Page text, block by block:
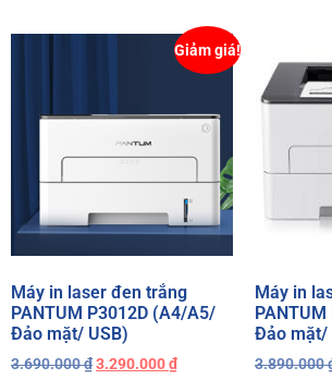
Giảm giá!
Máy in laser đen trắng
PANTUM P3012D (A4/A5/
Đảo mặt/ USB)
3.690.000₫3.290.000₫
Máy in
Đảo mặt/
3.890.000